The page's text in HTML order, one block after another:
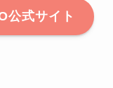
公式サイト